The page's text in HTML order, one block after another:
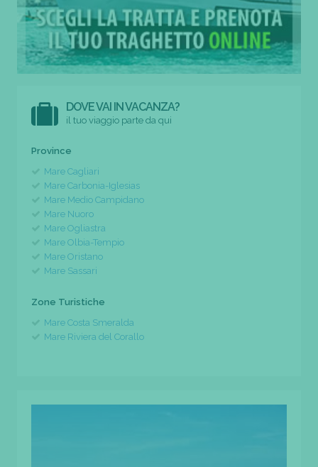
DOVE VAI IN VACANZA?
il tuo viaggio parte da qui
Province
Mare Cagliari
Mare Carbonia-Iglesias
Mare Medio Campidano
Mare Nuoro
Mare Ogliastra
Mare Olbia-Tempio
Mare Oristano
Mare Sassari
Zone Turistiche
Mare Costa Smeralda
Mare Riviera del Corallo